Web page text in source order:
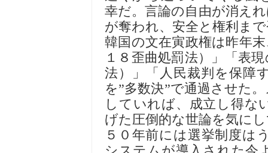
幸だ。言論の自由が消え
が奪われ、安全と権利ま
韓国の文在寅政権は昨年
１８歪曲処罰法）」「表
法）」「人民裁判を保障
を”多数決”で通過させた
していれば、成立し得な
げた圧倒的な世論を気に
５０年前には選挙制度は